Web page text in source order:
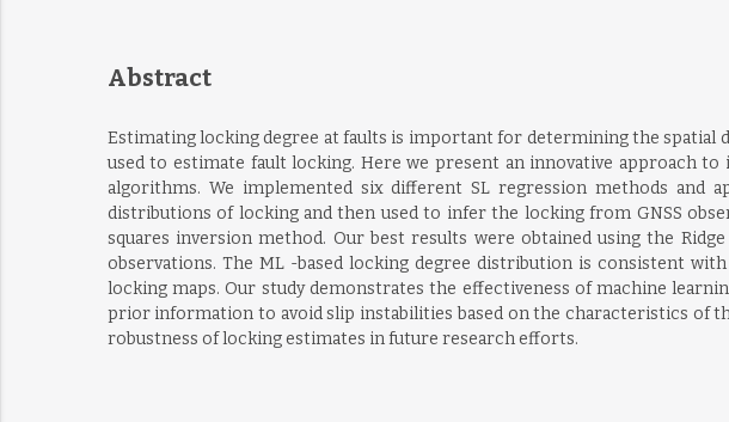
Abstract
Estimating locking degree at faults is important for determining the
used to estimate fault locking. Here we present an innovative approach
algorithms. We implemented six different SL regression methods
distributions of locking and then used to infer the locking from GNSS
squares inversion method. Our best results were obtained using the
observations. The ML -based locking degree distribution is consistent
locking maps. Our study demonstrates the effectiveness of machine
prior information to avoid slip instabilities based on the characteristics of
robustness of locking estimates in future research efforts.